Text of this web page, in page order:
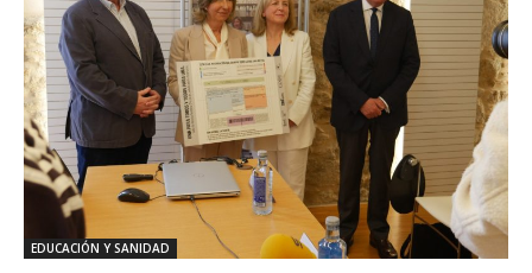
EDUCACIÓN Y SANIDAD